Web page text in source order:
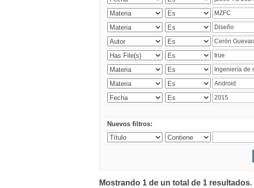
Nuevos filtros:
Mostrando 1 de un total de 1 resultados.